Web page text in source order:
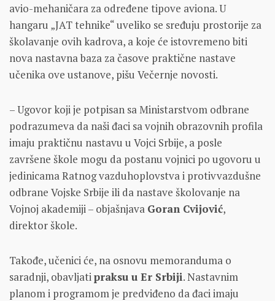
avio-mehaničara za određene tipove aviona. U
hangaru „JAT tehnike“ uveliko se sređuju prostorije za
školavanje ovih kadrova, a koje će istovremeno biti
nova nastavna baza za časove praktične nastave
učenika ove ustanove, pišu Večernje novosti.
– Ugovor koji je potpisan sa Ministarstvom odbrane
podrazumeva da naši đaci sa vojnih obrazovnih profila
imaju praktičnu nastavu u Vojci Srbije, a posle
završene škole mogu da postanu vojnici po ugovoru u
jedinicama Ratnog vazduhoplovstva i protivvazdušne
odbrane Vojske Srbije ili da nastave školovanje na
Vojnoj akademiji – objašnjava Goran Cvijović,
direktor škole.
Takođe, učenici će, na osnovu memoranduma o
saradnji, obavljatipraksu u Er Srbiji. Nastavnim
planom i programom je predviđeno da đaci imaju